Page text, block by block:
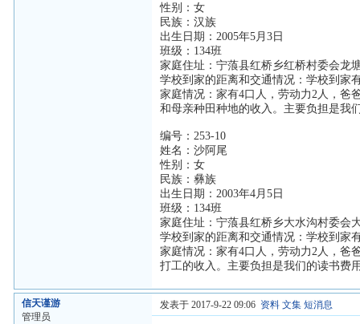
性别：女
民族：汉族
出生日期：2005年5月3日
班级：134班
家庭住址：宁蒗县红桥乡红桥村委会龙
学校到家的距离和交通情况：学校到家
家庭情况：家有4口人，劳动力2人，爸
和母亲种田种地的收入。主要负担是我
编号：253-10
姓名：沙阿尾
性别：女
民族：彝族
出生日期：2003年4月5日
班级：134班
家庭住址：宁蒗县红桥乡大水沟村委会
学校到家的距离和交通情况：学校到家
家庭情况：家有4口人，劳动力2人，爸
打工的收入。主要负担是我们的读书费
信天谨游
管理员
发表于 2017-9-22 09:06 资料 文集 短消息